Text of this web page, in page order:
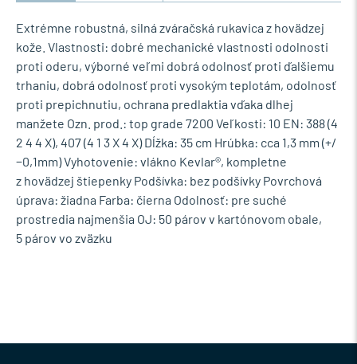
Extrémne robustná, silná zváračská rukavica z hovädzej
kože. Vlastnosti: dobré mechanické vlastnosti odolnosti
proti oderu, výborné veľmi dobrá odolnosť proti ďalšiemu
trhaniu, dobrá odolnosť proti vysokým teplotám, odolnosť
proti prepichnutiu, ochrana predlaktia vďaka dlhej
manžete Ozn. prod.: top grade 7200 Veľkosti: 10 EN: 388 (4
2 4 4 X), 407 (4 1 3 X 4 X) Dĺžka: 35 cm Hrúbka: cca 1,3 mm (+/
−0,1mm) Vyhotovenie: vlákno Kevlar®, kompletne
z hovädzej štiepenky Podšívka: bez podšívky Povrchová
úprava: žiadna Farba: čierna Odolnosť: pre suché
prostredia najmenšia OJ: 50 párov v kartónovom obale,
5 párov vo zväzku